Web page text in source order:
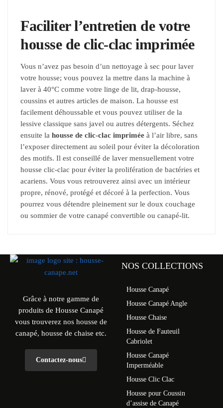
Faciliter l’entretien de votre
housse de clic-clac imprimée
Vous n’avez pas besoin d’un nettoyage à sec pour laver
votre housse; vous pouvez la mettre dans la machine à
laver à 40°C comme votre linge de lit, drap-housse,
coussins et autres articles de maison. La housse est
facilement déhoussable et vous pouvez utiliser de la
lessive classique sans javel ou autres détergents. Séchez
ensuite la housse de clic-clac imprimée à l’air libre, sans
l’exposer directement au soleil pour éviter la décoloration
des motifs. Il est conseillé de laver mensuellement votre
housse clic-clac pour éviter la prolifération de bactéries et
acariens. Vous vous retrouverez ainsi avec un intérieur
propre, rénové, protégé et décoré à la perfection. Vous
pourrez vous détendre pleinement sur le doux couchage
ou sommier de votre canapé convertible ou canapé-lit.
Grâce à notre gamme de
produits de Housse Canapé
vous trouverez nos housse de
canapé, housse de chaise etc.
Contactez-nous
NOS COLLECTIONS
Housse Canapé
Housse Canapé Angle
Housse Chaise
Housse de Fauteuil
Cabriolet
Housse Canapé
Imperméable
Housse Clic Clac
Housse pour Coussin
d’assise de Canapé